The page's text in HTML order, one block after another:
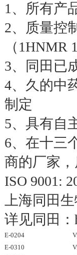
1、所有产
2、质量控
（1HNMR
3、同田已
4、久的中
制定
5、具有自
6、在十三
商的厂家
ISO 9001:
上海同田
详见同田
E-0204
E-0310